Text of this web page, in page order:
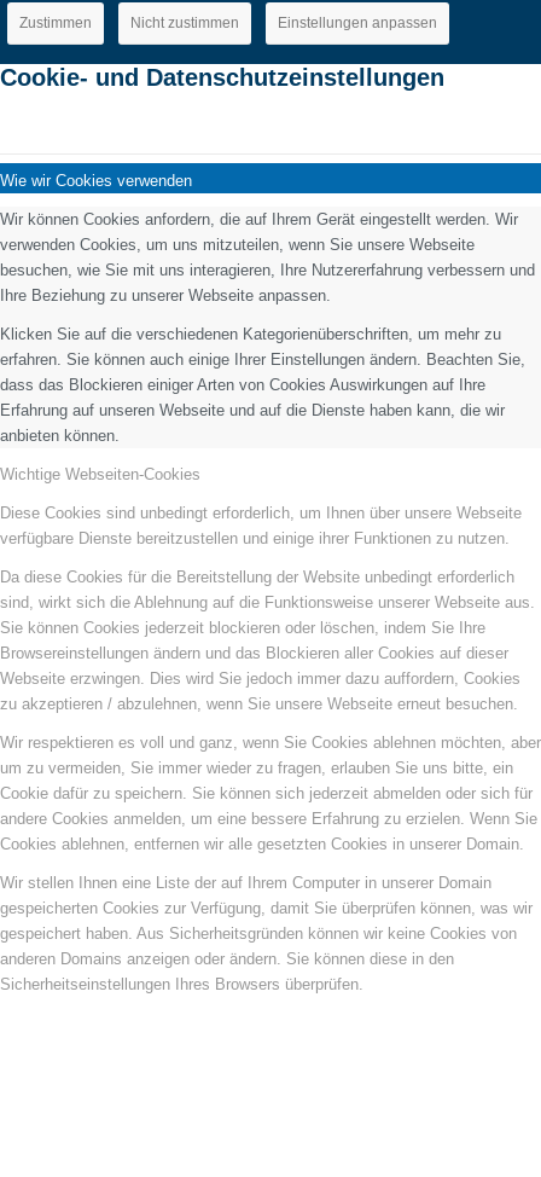
Zustimmen Nicht zustimmen Einstellungen anpassen
Cookie- und Datenschutzeinstellungen
Wie wir Cookies verwenden
Wir können Cookies anfordern, die auf Ihrem Gerät eingestellt werden. Wir
verwenden Cookies, um uns mitzuteilen, wenn Sie unsere Webseite
besuchen, wie Sie mit uns interagieren, Ihre Nutzererfahrung verbessern und
Ihre Beziehung zu unserer Webseite anpassen.
Klicken Sie auf die verschiedenen Kategorienüberschriften, um mehr zu
erfahren. Sie können auch einige Ihrer Einstellungen ändern. Beachten Sie,
dass das Blockieren einiger Arten von Cookies Auswirkungen auf Ihre
Erfahrung auf unseren Webseite und auf die Dienste haben kann, die wir
anbieten können.
Wichtige Webseiten-Cookies
Diese Cookies sind unbedingt erforderlich, um Ihnen über unsere Webseite
verfügbare Dienste bereitzustellen und einige ihrer Funktionen zu nutzen.
Da diese Cookies für die Bereitstellung der Website unbedingt erforderlich
sind, wirkt sich die Ablehnung auf die Funktionsweise unserer Webseite aus.
Sie können Cookies jederzeit blockieren oder löschen, indem Sie Ihre
Browsereinstellungen ändern und das Blockieren aller Cookies auf dieser
Webseite erzwingen. Dies wird Sie jedoch immer dazu auffordern, Cookies
zu akzeptieren / abzulehnen, wenn Sie unsere Webseite erneut besuchen.
Wir respektieren es voll und ganz, wenn Sie Cookies ablehnen möchten, aber
um zu vermeiden, Sie immer wieder zu fragen, erlauben Sie uns bitte, ein
Cookie dafür zu speichern. Sie können sich jederzeit abmelden oder sich für
andere Cookies anmelden, um eine bessere Erfahrung zu erzielen. Wenn Sie
Cookies ablehnen, entfernen wir alle gesetzten Cookies in unserer Domain.
Wir stellen Ihnen eine Liste der auf Ihrem Computer in unserer Domain
gespeicherten Cookies zur Verfügung, damit Sie überprüfen können, was wir
gespeichert haben. Aus Sicherheitsgründen können wir keine Cookies von
anderen Domains anzeigen oder ändern. Sie können diese in den
Sicherheitseinstellungen Ihres Browsers überprüfen.